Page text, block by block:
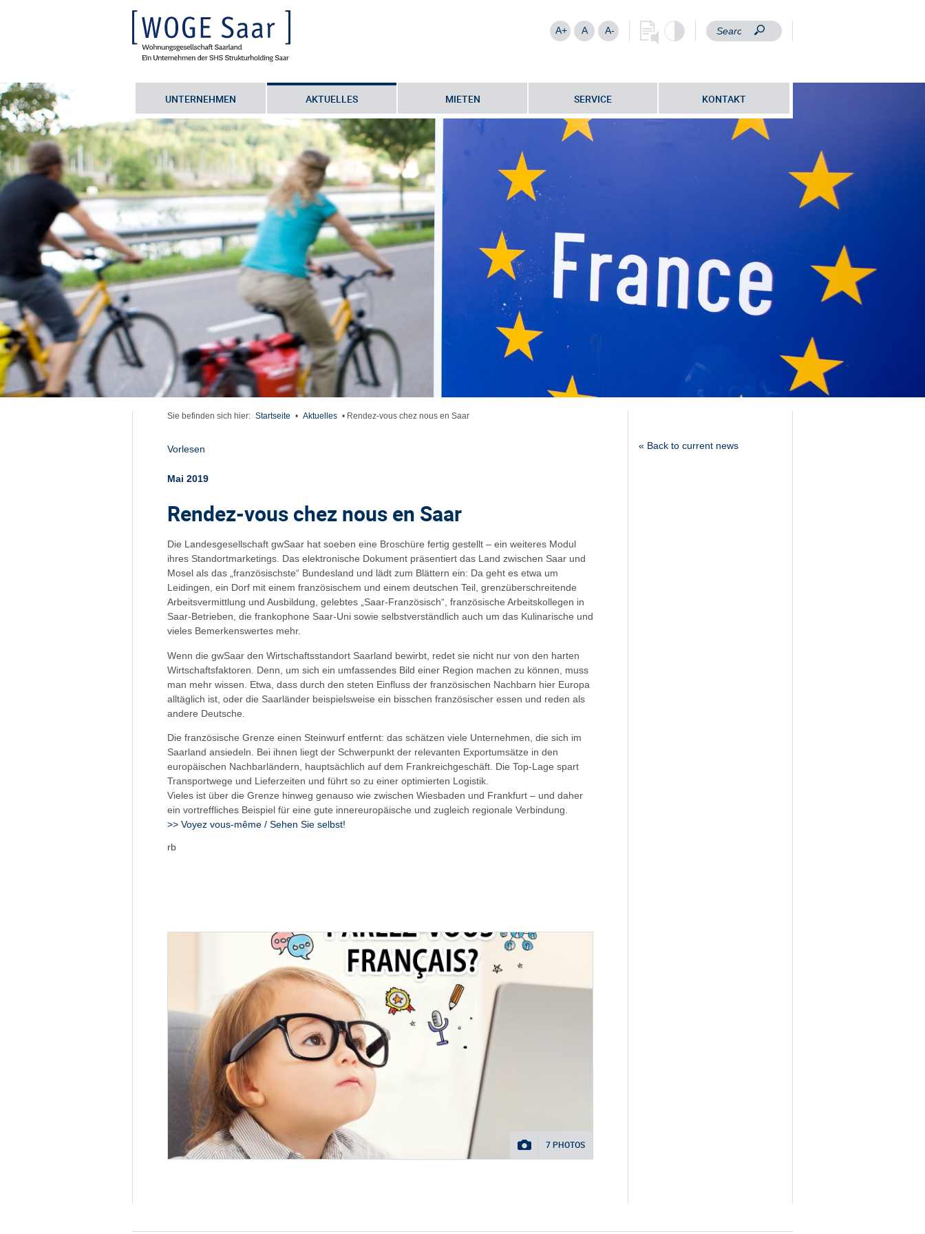
A+ A A-
UNTERNEHMEN AKTUELLES MIETEN SERVICE KONTAKT
Sie befinden sich hier: Startseite • Aktuelles • Rendez-vous chez nous en Saar
Vorlesen
Mai 2019
Rendez-vous chez nous en Saar
Die Landesgesellschaft gwSaar hat soeben eine Broschüre fertig gestellt – ein weiteres Modul
ihres Standortmarketings. Das elektronische Dokument präsentiert das Land zwischen Saar und
Mosel als das „französischste“ Bundesland und lädt zum Blättern ein: Da geht es etwa um
Leidingen, ein Dorf mit einem französischem und einem deutschen Teil, grenzüberschreitende
Arbeitsvermittlung und Ausbildung, gelebtes „Saar-Französisch“, französische Arbeitskollegen in
Saar-Betrieben, die frankophone Saar-Uni sowie selbstverständlich auch um das Kulinarische und
vieles Bemerkenswertes mehr.
Wenn die gwSaar den Wirtschaftsstandort Saarland bewirbt, redet sie nicht nur von den harten
Wirtschaftsfaktoren. Denn, um sich ein umfassendes Bild einer Region machen zu können, muss
man mehr wissen. Etwa, dass durch den steten Einfluss der französischen Nachbarn hier Europa
alltäglich ist, oder die Saarländer beispielsweise ein bisschen französischer essen und reden als
andere Deutsche.
Die französische Grenze einen Steinwurf entfernt: das schätzen viele Unternehmen, die sich im
Saarland ansiedeln. Bei ihnen liegt der Schwerpunkt der relevanten Exportumsätze in den
europäischen Nachbarländern, hauptsächlich auf dem Frankreichgeschäft. Die Top-Lage spart
Transportwege und Lieferzeiten und führt so zu einer optimierten Logistik.
Vieles ist über die Grenze hinweg genauso wie zwischen Wiesbaden und Frankfurt – und daher
ein vortreffliches Beispiel für eine gute innereuropäische und zugleich regionale Verbindung.
>> Voyez vous-même / Sehen Sie selbst!
rb
7 PHOTOS
« Back to current news